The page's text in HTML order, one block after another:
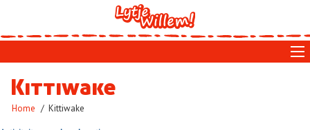
main
Kittiwake
Kruimelpad
Home Kittiwake